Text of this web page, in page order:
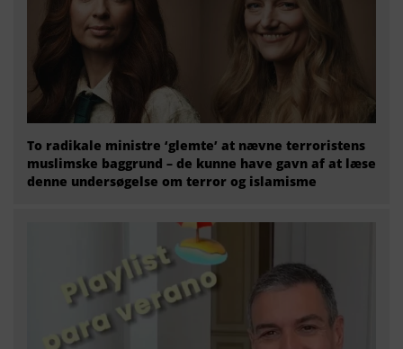
To radikale ministre ‘glemte’ at nævne terroristens
muslimske baggrund – de kunne have gavn af at læse
denne undersøgelse om terror og islamisme